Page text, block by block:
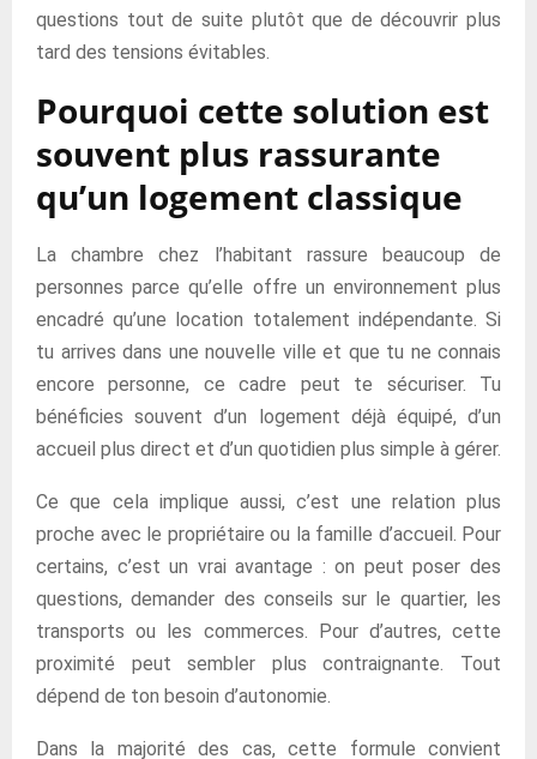
questions tout de suite plutôt que de découvrir plus
tard des tensions évitables.
Pourquoi cette solution est
souvent plus rassurante
qu’un logement classique
La chambre chez l’habitant rassure beaucoup de
personnes parce qu’elle offre un environnement plus
encadré qu’une location totalement indépendante. Si
tu arrives dans une nouvelle ville et que tu ne connais
encore personne, ce cadre peut te sécuriser. Tu
bénéficies souvent d’un logement déjà équipé, d’un
accueil plus direct et d’un quotidien plus simple à gérer.
Ce que cela implique aussi, c’est une relation plus
proche avec le propriétaire ou la famille d’accueil. Pour
certains, c’est un vrai avantage : on peut poser des
questions, demander des conseils sur le quartier, les
transports ou les commerces. Pour d’autres, cette
proximité peut sembler plus contraignante. Tout
dépend de ton besoin d’autonomie.
Dans la majorité des cas, cette formule convient